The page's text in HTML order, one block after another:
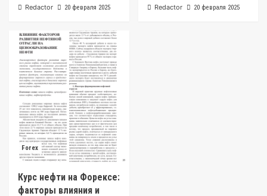
Redactor 20 февраля 2025 Redactor 20 февраля 2025
Forex
Курс нефти на Форексе:
факторы влияния и